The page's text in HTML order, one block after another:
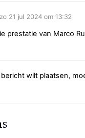
21 jul 2024 om 13:32
prestatie van Marco
wilt plaatsen,